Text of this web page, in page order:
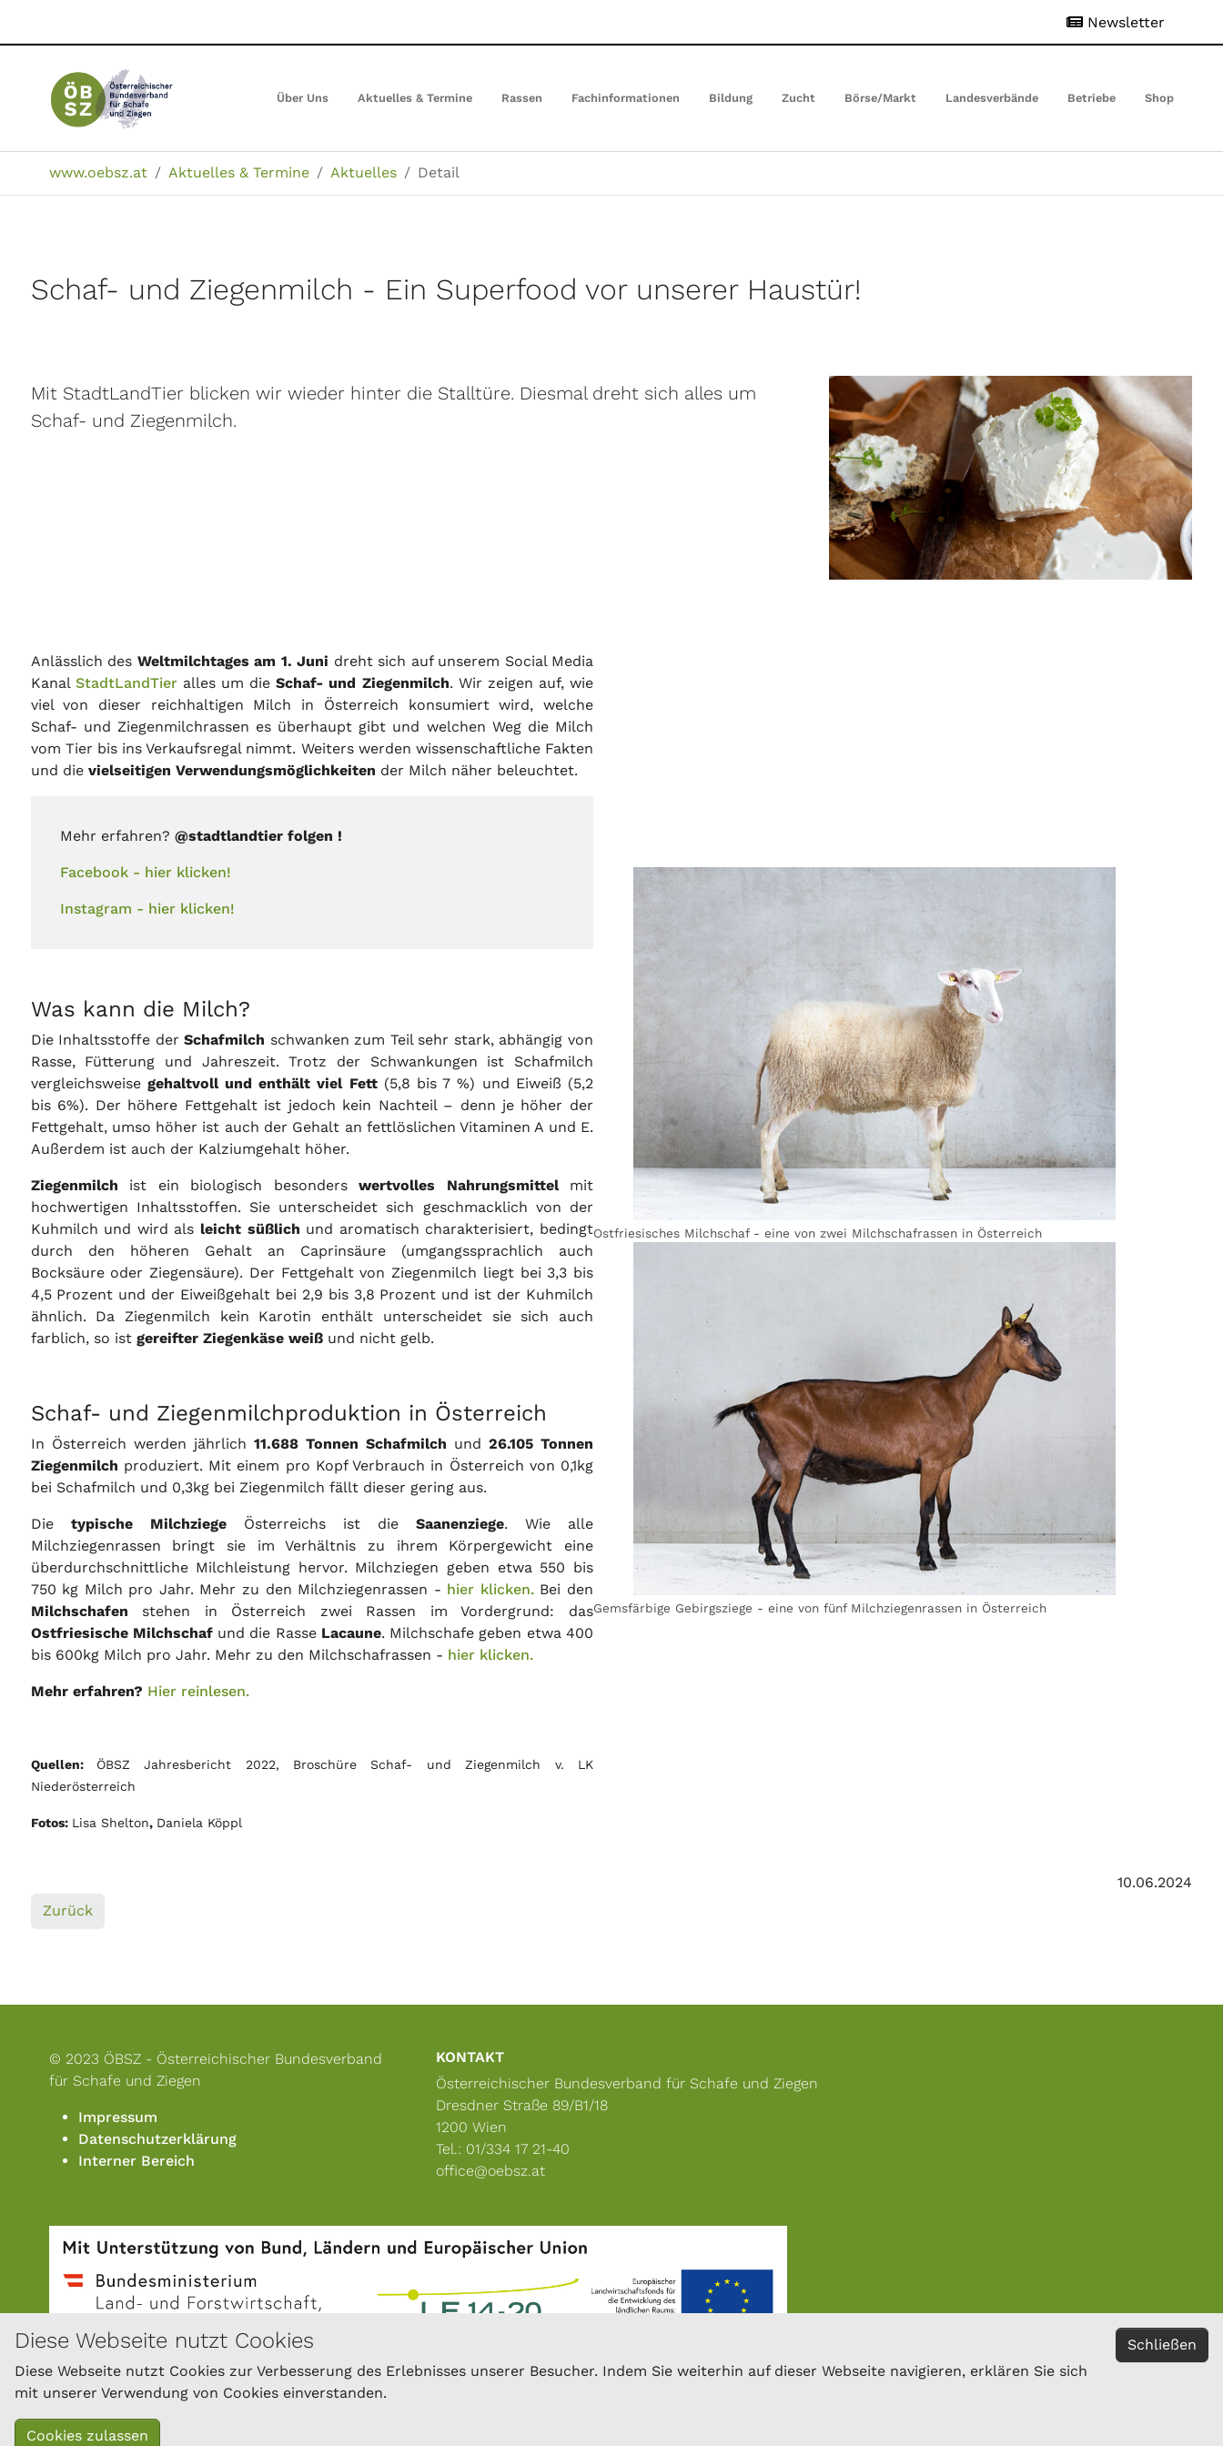
Schließen
Diese Webseite nutzt Cookies
Diese Webseite nutzt Cookies zur Verbesserung des Erlebnisses unserer Besucher. Indem Sie weiterhin auf dieser Webseite navigieren, erklären Sie sich
mit unserer Verwendung von Cookies einverstanden.
Newsletter
Über Uns Aktuelles & Termine Rassen Fachinformationen Bildung Zucht Börse/Markt Landesverbände Betriebe Shop
www.oebsz.at Aktuelles & Termine Aktuelles Detail
Schaf- und Ziegenmilch - Ein Superfood vor unserer Haustür!
Mit StadtLandTier blicken wir wieder hinter die Stalltüre. Diesmal dreht sich alles um
Schaf- und Ziegenmilch.
Ostfriesisches Milchschaf - eine von zwei Milchschafrassen in Österreich
Gemsfärbige Gebirgsziege - eine von fünf Milchziegenrassen in Österreich
Anlässlich des Weltmilchtages am 1. Juni dreht sich auf unserem Social Media
Kanal StadtLandTieralles um dieSchaf- und Ziegenmilch. Wir zeigen auf, wie
viel von dieser reichhaltigen Milch in Österreich konsumiert wird, welche
Schaf- und Ziegenmilchrassen es überhaupt gibt und welchen Weg die Milch
vom Tier bis ins Verkaufsregal nimmt. Weiters werden wissenschaftliche Fakten
und die vielseitigen Verwendungsmöglichkeiten der Milch näher beleuchtet.
Mehr erfahren? @stadtlandtier folgen !
Facebook - hier klicken!
Instagram - hier klicken!
Was kann die Milch?
Die Inhaltsstoffe derSchafmilch schwanken zum Teil sehr stark, abhängig von
Rasse, Fütterung und Jahreszeit. Trotz der Schwankungen ist Schafmilch
vergleichsweise gehaltvoll und enthält viel Fett(5,8 bis 7 %) und Eiweiß (5,2
bis 6%). Der höhere Fettgehalt ist jedoch kein Nachteil – denn je höher der
Fettgehalt, umso höher ist auch der Gehalt an fettlöslichen Vitaminen A und E.
Außerdem ist auch der Kalziumgehalt höher.
Ziegenmilch ist ein biologisch besonderswertvolles Nahrungsmittelmit
hochwertigen Inhaltsstoffen. Sie unterscheidet sich geschmacklich von der
Kuhmilch und wird als leicht süßlich und aromatisch charakterisiert, bedingt
durch den höheren Gehalt an Caprinsäure (umgangssprachlich auch
Bocksäure oder Ziegensäure). Der Fettgehalt von Ziegenmilch liegt bei 3,3 bis
4,5 Prozent und der Eiweißgehalt bei 2,9 bis 3,8 Prozent und ist der Kuhmilch
ähnlich. Da Ziegenmilch kein Karotin enthält unterscheidet sie sich auch
farblich, so ist gereifter Ziegenkäse weißund nicht gelb.
Schaf- und Ziegenmilchproduktion in Österreich
In Österreich werden jährlich 11.688 Tonnen Schafmilch und 26.105 Tonnen
Ziegenmilch produziert. Mit einem pro Kopf Verbrauch in Österreich von 0,1kg
bei Schafmilch und 0,3kg bei Ziegenmilch fällt dieser gering aus.
Die typische MilchziegeÖsterreichs ist die Saanenziege. Wie alle
Milchziegenrassen bringt sie im Verhältnis zu ihrem Körpergewicht eine
überdurchschnittliche Milchleistung hervor. Milchziegen geben etwa 550 bis
750 kg Milch pro Jahr. Mehr zu den Milchziegenrassen - hier klicken.Bei den
Milchschafen stehen in Österreich zwei Rassen im Vordergrund: das
Ostfriesische Milchschafund die Rasse Lacaune. Milchschafe geben etwa 400
bis 600kg Milch pro Jahr. Mehr zu den Milchschafrassen - hier klicken.
Mehr erfahren? Hier reinlesen.
Quellen: ÖBSZ Jahresbericht 2022, Broschüre Schaf- und Ziegenmilch v. LK
Niederösterreich
Fotos: Lisa Shelton, Daniela Köppl
10.06.2024
Zurück
© 2023 ÖBSZ - Österreichischer Bundesverband
für Schafe und Ziegen
Impressum
Datenschutzerklärung
Interner Bereich
KONTAKT
Österreichischer Bundesverband für Schafe und Ziegen
Dresdner Straße 89/B1/18
1200 Wien
Tel.: 01/334 17 21-40
office@oebsz.at